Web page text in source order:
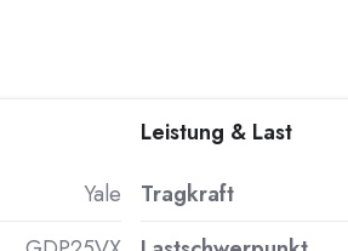
Yale
Leistung & Last
Tragkraft